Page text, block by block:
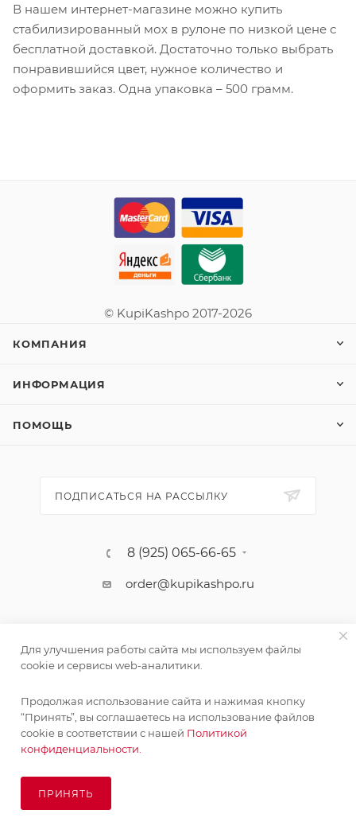
В нашем интернет-магазине можно купить
стабилизированный мох в рулоне по низкой цене с
бесплатной доставкой. Достаточно только выбрать
понравившийся цвет, нужное количество и
оформить заказ. Одна упаковка – 500 грамм.
© KupiKashpo 2017-2026
КОМПАНИЯ
ИНФОРМАЦИЯ
ПОМОЩЬ
ПОДПИСАТЬСЯ НА РАССЫЛКУ
8 (925) 065-66-65
order@kupikashpo.ru
©КупиКашпо 2017-2026
Для улучшения работы сайта мы используем файлы
cookie и сервисы web-аналитики.
Продолжая использование сайта и нажимая кнопку
“Принять”, вы соглашаетесь на использование файлов
cookie в соответствии с нашей Политикой
конфиденциальности.
ПРИНЯТЬ